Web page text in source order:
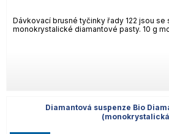
Dávkovací brusné tyčinky řady 122 jsou se
monokrystalické diamantové pasty. 10 g
Diamantová suspenze Bio